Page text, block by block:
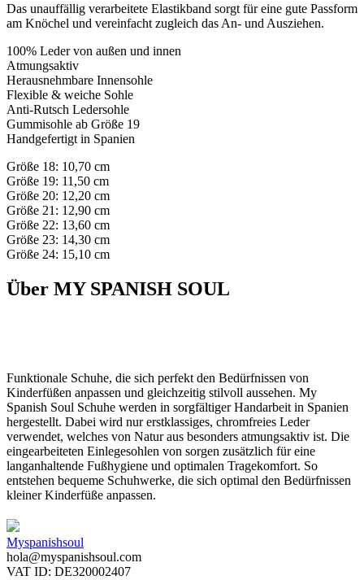
Das unauffällig verarbeitete Elastikband sorgt für eine gute Passform
am Knöchel und vereinfacht zugleich das An- und Ausziehen.
100% Leder von außen und innen
Atmungsaktiv
Herausnehmbare Innensohle
Flexible & weiche Sohle
Anti-Rutsch Ledersohle
Gummisohle ab Größe 19
Handgefertigt in Spanien
Größe 18: 10,70 cm
Größe 19: 11,50 cm
Größe 20: 12,20 cm
Größe 21: 12,90 cm
Größe 22: 13,60 cm
Größe 23: 14,30 cm
Größe 24: 15,10 cm
Über MY SPANISH SOUL
Funktionale Schuhe, die sich perfekt den Bedürfnissen von
Kinderfüßen anpassen und gleichzeitig stilvoll aussehen. My
Spanish Soul Schuhe werden in sorgfältiger Handarbeit in Spanien
hergestellt. Dabei wird nur erstklassiges, chromfreies Leder
verwendet, welches von Natur aus besonders atmungsaktiv ist. Die
eingearbeiteten Einlegesohlen von sorgen zusätzlich für eine
langanhaltende Fußhygiene und optimalen Tragekomfort. So
entstehen bequeme Schuhwerke, die sich optimal den Bedürfnissen
kleiner Kinderfüße anpassen.
Myspanishsoul
hola@myspanishsoul.com
VAT ID: DE320002407